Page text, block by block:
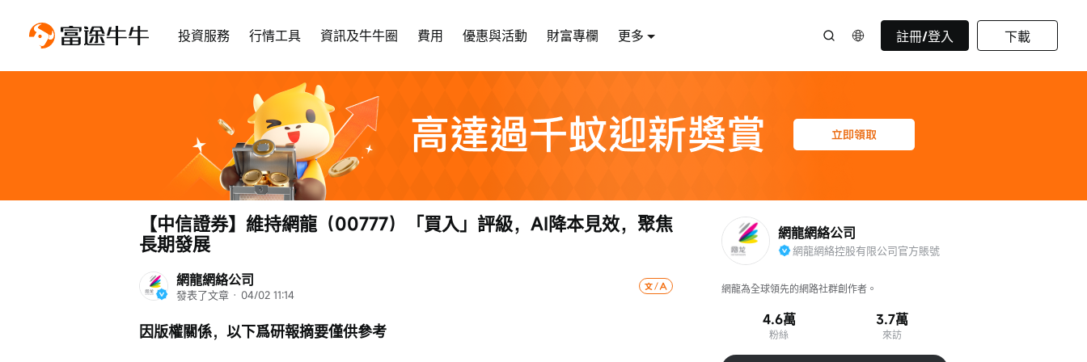
投資服務 行情工具 資訊及牛牛圈 費用 優惠與活動 財富專欄 更多 註冊/登入 下載
網龍網絡公司
發表了文章 · 04/02 11:14
【中信證券】維持網龍（00777）「買入」評級，AI降本見效，聚焦
長期發展
因版權關係，以下爲研報摘要僅供參考
網龍網絡公司
網龍網絡控股有限公司官方賬號
網龍為全球領先的網路社群創作者。
4.6萬
粉絲
3.7萬
來訪